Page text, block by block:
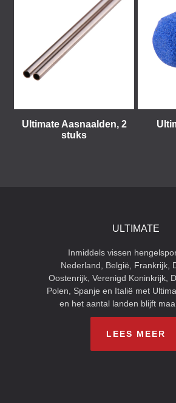
Ultimate Aasnaalden, 2
stuks
ULTIMATE
Inmiddels vissen
Nederland, België, Frankrijk,
Oostenrijk, Verenigd Koninkrijk,
Polen, Spanje en Italië met
en het aantal landen blijft
LEES MEER